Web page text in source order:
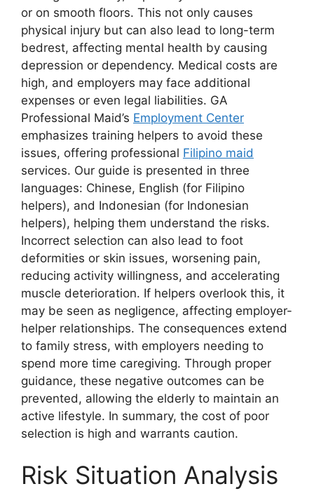
or on smooth floors. This not only causes
physical injury but can also lead to long-term
bedrest, affecting mental health by causing
depression or dependency. Medical costs are
high, and employers may face additional
expenses or even legal liabilities. GA
Professional Maid’s Employment Center
emphasizes training helpers to avoid these
issues, offering professional Filipino maid
services. Our guide is presented in three
languages: Chinese, English (for Filipino
helpers), and Indonesian (for Indonesian
helpers), helping them understand the risks.
Incorrect selection can also lead to foot
deformities or skin issues, worsening pain,
reducing activity willingness, and accelerating
muscle deterioration. If helpers overlook this, it
may be seen as negligence, affecting employer-
helper relationships. The consequences extend
to family stress, with employers needing to
spend more time caregiving. Through proper
guidance, these negative outcomes can be
prevented, allowing the elderly to maintain an
active lifestyle. In summary, the cost of poor
selection is high and warrants caution.
Risk Situation Analysis